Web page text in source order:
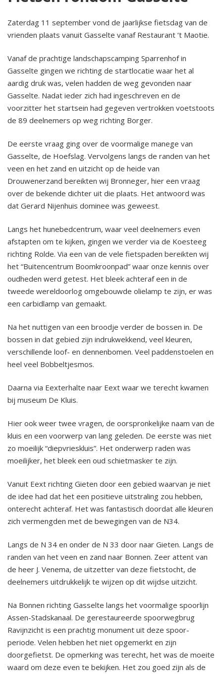
Zaterdag 11 september vond de jaarlijkse fietsdag van de
vrienden plaats vanuit Gasselte vanaf Restaurant ‘t Maotie.
Vanaf de prachtige landschapscamping Sparrenhof in
Gasselte gingen we richting de startlocatie waar het al
aardig druk was, velen hadden de weg gevonden naar
Gasselte. Nadat ieder zich had ingeschreven en de
voorzitter het startsein had gegeven vertrokken voetstoots
de 89 deelnemers op weg richting Borger.
De eerste vraag ging over de voormalige manege van
Gasselte, de Hoefslag. Vervolgens langs de randen van het
veen en het zand en uitzicht op de heide van
Drouwenerzand bereikten wij Bronneger, hier een vraag
over de bekende dichter uit die plaats. Het antwoord was
dat Gerard Nijenhuis dominee was geweest.
Langs het hunebedcentrum, waar veel deelnemers even
afstapten om te kijken, gingen we verder via de Koesteeg
richting Rolde. Via een van de vele fietspaden bereikten wij
het “Buitencentrum Boomkroonpad” waar onze kennis over
oudheden werd getest. Het bleek achteraf een in de
tweede wereldoorlog omgebouwde olielamp te zijn, er was
een carbidlamp van gemaakt.
Na het nuttigen van een broodje verder de bossen in. De
bossen in dat gebied zijn indrukwekkend, veel kleuren,
verschillende loof- en dennenbomen. Veel paddenstoelen en
heel veel Bobbeltjesmos.
Daarna via Eexterhalte naar Eext waar we terecht kwamen
bij museum De Kluis.
Hier ook weer twee vragen, de oorspronkelijke naam van de
kluis en een voorwerp van lang geleden. De eerste was niet
zo moeilijk “diepvrieskluis”. Het onderwerp raden was
moeilijker, het bleek een oud schietmasker te zijn.
Vanuit Eext richting Gieten door een gebied waarvan je niet
de idee had dat het een positieve uitstraling zou hebben,
onterecht achteraf. Het was fantastisch doordat alle kleuren
zich vermengden met de bewegingen van de N34.
Langs de N 34 en onder de N 33 door naar Gieten. Langs de
randen van het veen en zand naar Bonnen. Zeer attent van
de heer J. Venema, de uitzetter van deze fietstocht, de
deelnemers uitdrukkelijk te wijzen op dit wijdse uitzicht.
Na Bonnen richting Gasselte langs het voormalige spoorlijn
Assen-Stadskanaal. De gerestaureerde spoorwegbrug
Ravijnzicht is een prachtig monument uit deze spoor-
periode. Velen hebben het niet opgemerkt en zijn
doorgefietst. De opmerking was terecht, het was de moeite
waard om deze even te bekijken. Het zou goed zijn als de
2024 Winterfair 27, 28, 29 december
2024 Op Tjak 1 oktober
2024 Fietsdag 14 september
2024 Rondleiding 27 juni
2024 Algemene Ledenvergadering Notulen
2024 Vriendenmiddag 9 maart
2023 Winterfair 30 december
2023 Vriendenfietsdag 9 september
2023 Route fietstocht 9 september
2023 Algemene Ledenvergadering deel 2
Notulen
2023 Algemene Ledenvergadering deel 1
2023 Te gast in Hemmeltied 1 april
2023 Jubileumjaar, 1988 - 2023
2023 Vriendenmiddag 18 meert
2022 Vriendenavond 19 november
2022 Algemene Ledenvergadering Notulen
2022 Vriendenmiddag 19 maart
2021 Vriendenfietsdag 11 september
2021 Algemene Ledenvergadering Notulen